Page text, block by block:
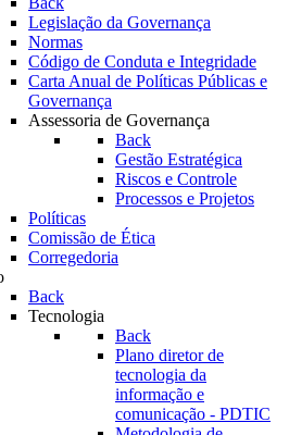
Legislação da Governança
Normas
Código de Conduta e Integridade
Carta Anual de Políticas Públicas e
Governança
Assessoria de Governança
Back
Gestão Estratégica
Riscos e Controle
Processos e Projetos
Políticas
Comissão de Ética
Corregedoria
Back
Tecnologia
Back
Plano diretor de
tecnologia da
informação e
comunicação - PDTIC